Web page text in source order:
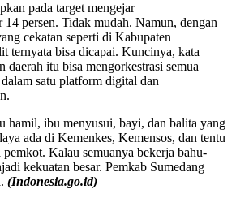
pada target mengejar
14 persen. Tidak mudah. Namun, dengan
cekatan seperti di Kabupaten
ternyata bisa dicapai. Kuncinya, kata
itu bisa mengorkestrasi semua
satu platform digital dan
hamil, ibu menyusui, bayi, dan balita yang
ada di Kemenkes, Kemensos, dan tentu
pemkot. Kalau semuanya bekerja bahu-
kekuatan besar. Pemkab Sumedang
(Indonesia.go.id)